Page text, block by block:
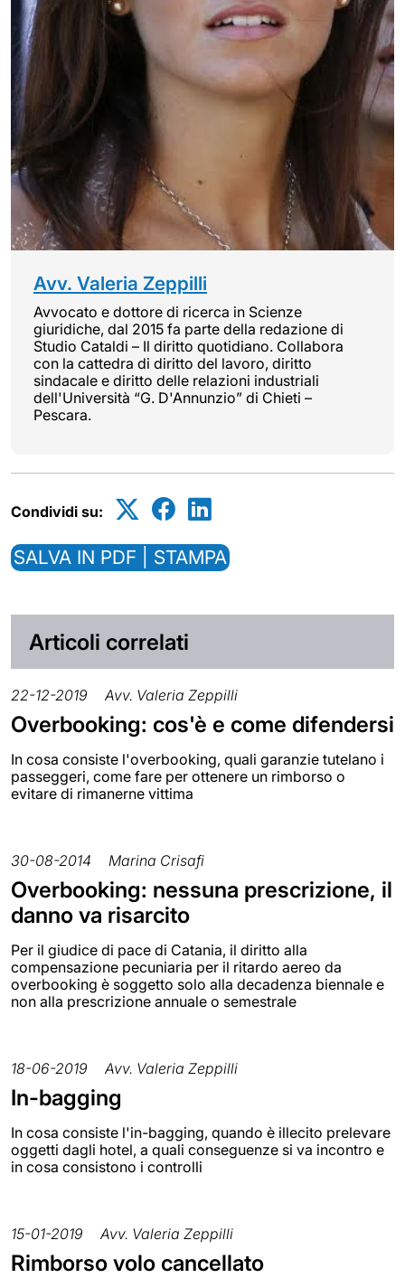
Avv. Valeria Zeppilli
Avvocato e dottore di ricerca in Scienze
giuridiche, dal 2015 fa parte della redazione di
Studio Cataldi – Il diritto quotidiano. Collabora
con la cattedra di diritto del lavoro, diritto
sindacale e diritto delle relazioni industriali
dell'Università “G. D'Annunzio” di Chieti –
Pescara.
Condividi su:
SALVA IN PDF | STAMPA
Articoli correlati
22-12-2019 Avv. Valeria Zeppilli
Overbooking: cos'è e come difendersi
In cosa consiste l'overbooking, quali garanzie tutelano i
passeggeri, come fare per ottenere un rimborso o
evitare di rimanerne vittima
30-08-2014 Marina Crisafi
Overbooking: nessuna prescrizione, il
danno va risarcito
Per il giudice di pace di Catania, il diritto alla
compensazione pecuniaria per il ritardo aereo da
overbooking è soggetto solo alla decadenza biennale e
non alla prescrizione annuale o semestrale
18-06-2019 Avv. Valeria Zeppilli
In-bagging
In cosa consiste l'in-bagging, quando è illecito prelevare
oggetti dagli hotel, a quali conseguenze si va incontro e
in cosa consistono i controlli
15-01-2019 Avv. Valeria Zeppilli
Rimborso volo cancellato